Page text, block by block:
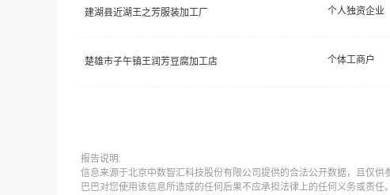
建湖县近湖王之芳服装加工厂 个人独资企业
楚雄市子午镇王润芳豆腐加工店 个体工商户
报告说明:
信息来源于北京中数智汇科技股份有限公司提供的合法公开数据，且仅
巴巴对您使用该信息所造成的任何后果不应承担法律上的任何义务或责